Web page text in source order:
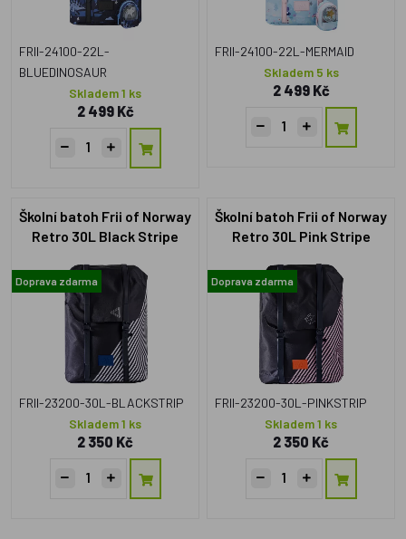
FRII-24100-22L-
BLUEDINOSAUR
Skladem 1 ks
2 499 Kč
FRII-24100-22L-MERMAID
Skladem 5 ks
2 499 Kč
Školní batoh Frii of Norway
Retro 30L Black Stripe
Doprava zdarma
FRII-23200-30L-BLACKSTRIP
Skladem 1 ks
2 350 Kč
Školní batoh Frii of Norway
Retro 30L Pink Stripe
Doprava zdarma
FRII-23200-30L-PINKSTRIP
Skladem 1 ks
2 350 Kč